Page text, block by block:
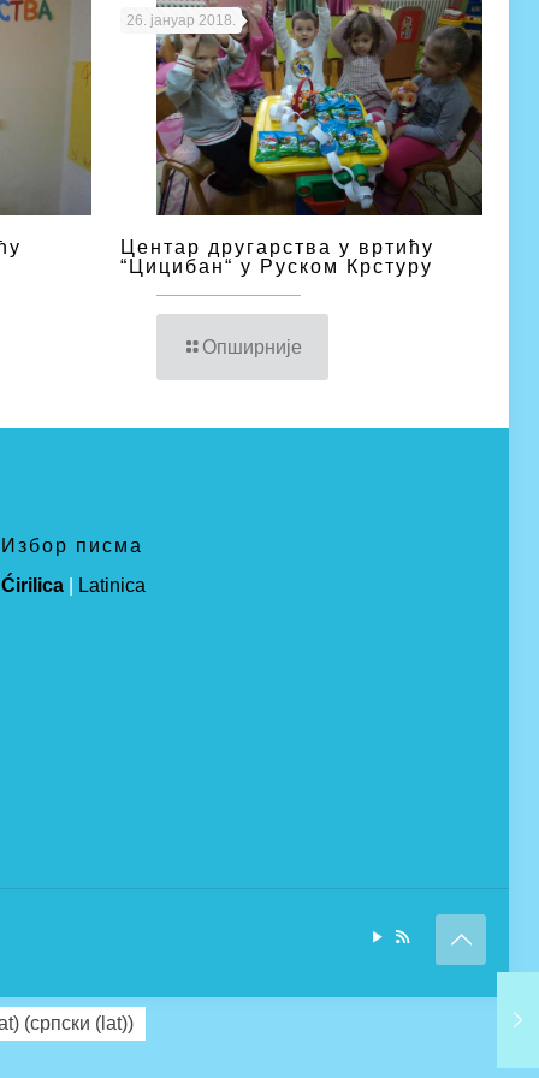
26. јануар 2018.
Центар другарства у вртићу
“Цицибан“ у Руском Крстуру
Опширније
Избор писма
Ćirilica
Latinica
(српски (lat))